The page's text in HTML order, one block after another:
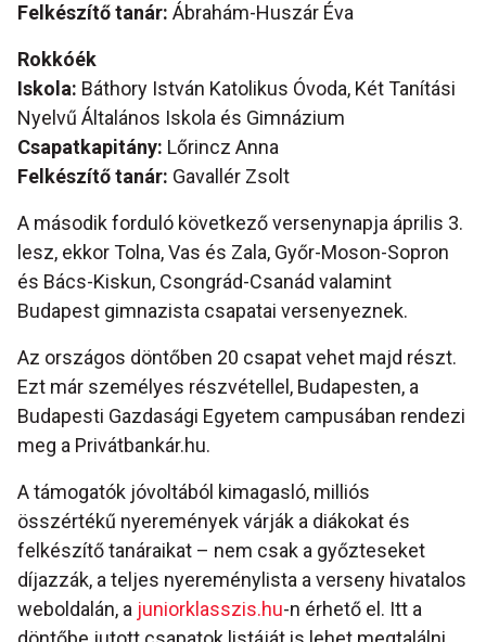
Felkészítő tanár: Ábrahám-Huszár Éva
Rokkóék
Iskola: Báthory István Katolikus Óvoda, Két Tanítási
Nyelvű Általános Iskola és Gimnázium
Csapatkapitány: Lőrincz Anna
Felkészítő tanár: Gavallér Zsolt
A második forduló következő versenynapja április 3.
lesz, ekkor Tolna, Vas és Zala, Győr-Moson-Sopron
és Bács-Kiskun, Csongrád-Csanád valamint
Budapest gimnazista csapatai versenyeznek.
Az országos döntőben 20 csapat vehet majd részt.
Ezt már személyes részvétellel, Budapesten, a
Budapesti Gazdasági Egyetem campusában rendezi
meg a Privátbankár.hu.
A támogatók jóvoltából kimagasló, milliós
összértékű nyeremények várják a diákokat és
felkészítő tanáraikat – nem csak a győzteseket
díjazzák, a teljes nyereménylista a verseny hivatalos
weboldalán, a juniorklasszis.hu-n érhető el. Itt a